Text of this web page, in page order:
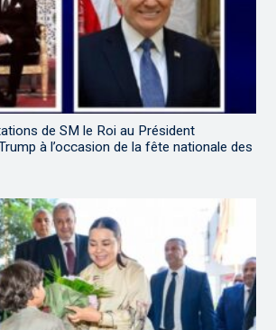
de SM le Roi au Président
à l’occasion de la fête nationale des